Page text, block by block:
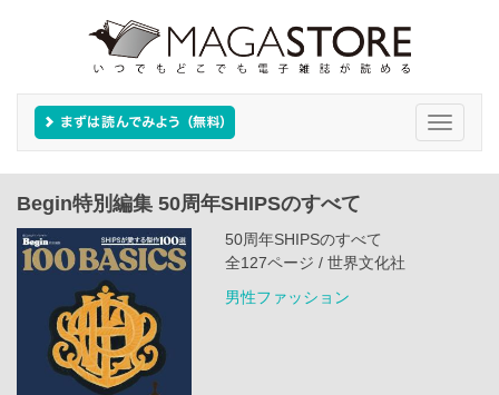
Toggle
Begin特別編集 50周年SHIPSのすべて
50周年SHIPSのすべて
全127ページ / 世界文化社
男性ファッション